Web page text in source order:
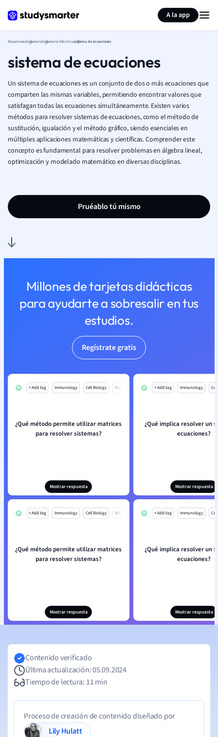
A la app
ResumenesIngenieríaIngeniería Eléctricasistema de ecuaciones
sistema de ecuaciones
Un sistema de ecuaciones es un conjunto de dos o más ecuaciones que
comparten las mismas variables, permitiendo encontrar valores que
satisfagan todas las ecuaciones simultáneamente. Existen varios
métodos para resolver sistemas de ecuaciones, como el método de
sustitución, igualación y el método gráfico, siendo esenciales en
múltiples aplicaciones matemáticas y científicas. Comprender este
concepto es fundamental para resolver problemas en álgebra lineal,
optimización y modelado matemático en diversas disciplinas.
Pruéablo tú mismo
Millones de tarjetas didácticas
para ayudarte a sobresalir en tus
estudios.
Regístrate gratis
+ Add tag Immunology Cell Biology Mo
¿Qué método permite utilizar matrices
para resolver sistemas?
Mostrar respuesta
+ Add tag Immunology
¿Qué implica resolver un
ecuaciones?
Mostrar respuesta
+ Add tag Immunology Cell Biology Mo
¿Qué método permite utilizar matrices
para resolver sistemas?
Mostrar respuesta
+ Add tag Immunology
¿Qué implica resolver un
ecuaciones?
Mostrar respuesta
Resumir página
Contenido verificado
Última actualización: 05.09.2024
Tiempo de lectura: 11 min
Proceso de creación de contenido diseñado por
Lily Hulatt